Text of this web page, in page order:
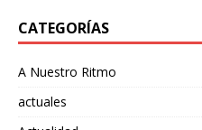
CATEGORÍAS
A Nuestro Ritmo
actuales